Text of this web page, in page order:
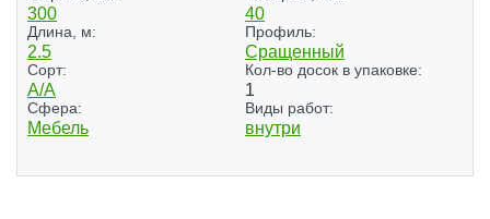
300 40
Длина, м:
2.5
Профиль:
Сращенный
Сорт:
A/A
Кол-во досок в упаковке:
1
Сфера:
Мебель
Виды работ:
внутри